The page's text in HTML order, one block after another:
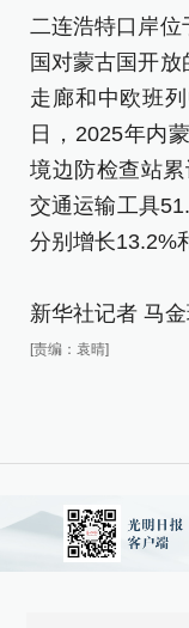
二连浩特口岸位
国对蒙古国开
走廊和中欧班
日，2025年内
境边防检查站
交通运输工具
分别增长13.2%
新华社记者 马
[责编：袁晴]